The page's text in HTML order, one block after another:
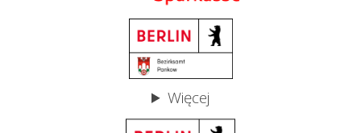
Więcej